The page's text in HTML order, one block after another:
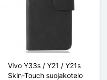
Vivo Y33s / Y21 / Y21s
Skin-Touch suojakotelo